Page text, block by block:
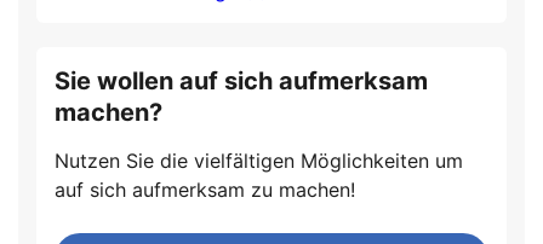
Sie wollen auf sich aufmerksam
machen?
Nutzen Sie die vielfältigen Möglichkeiten um
auf sich aufmerksam zu machen!